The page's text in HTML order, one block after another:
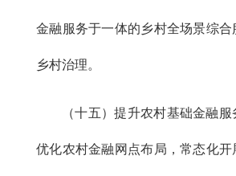
金融服务于一体的乡村全场景综
乡村治理。
（十五）提升农村基础金融
优化农村金融网点布局，常态化开